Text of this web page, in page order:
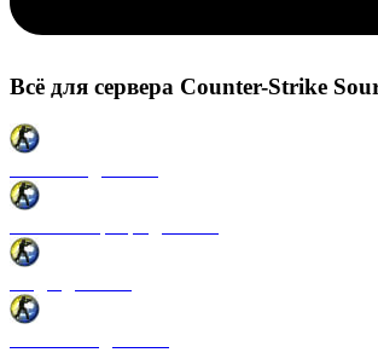
Всё для сервера Counter-Strike